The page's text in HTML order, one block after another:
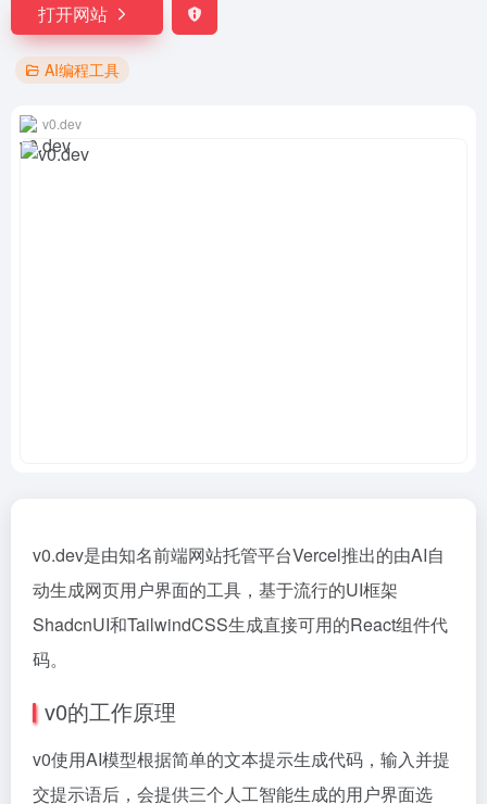
打开网站
AI编程工具
v0.dev
v0.dev是由知名前端网站托管平台Vercel推出的由AI自
动生成网页用户界面的工具，基于流行的UI框架
ShadcnUI和TailwindCSS生成直接可用的React组件代
码。
v0的工作原理
v0使用AI模型根据简单的文本提示生成代码，输入并提
交提示语后，会提供三个人工智能生成的用户界面选